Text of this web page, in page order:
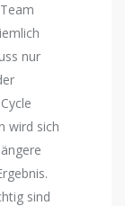
nur
wird sich
sind